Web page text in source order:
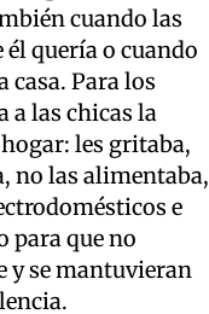
cuando las
él quería o cuando
casa. Para los
a las chicas la
les gritaba,
no las alimentaba,
e
para que no
y se mantuvieran